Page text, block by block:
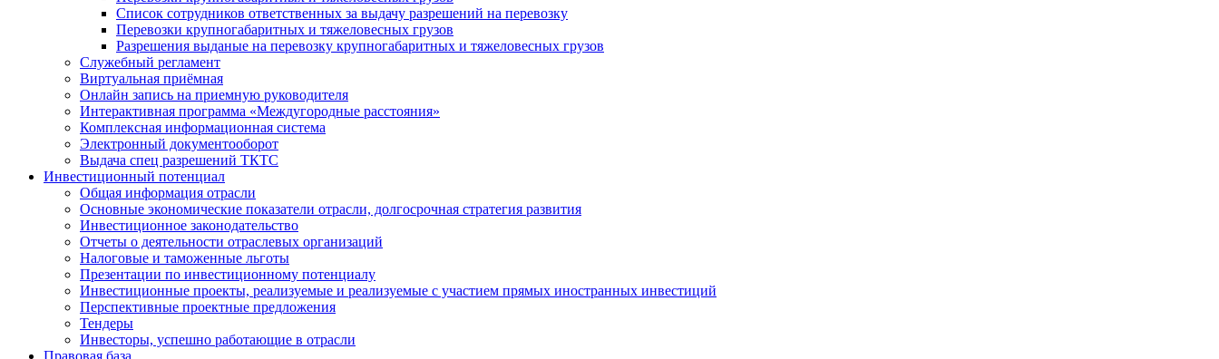
Список сотрудников ответственных за выдачу разрешений на перевозку
Перевозки крупногабаритных и тяжеловесных грузов
Разрешения выданые на перевозку крупногабаритных и тяжеловесных грузов
Служебный регламент
Виртуальная приёмная
Онлайн запись на приемную руководителя
Интерактивная программа «Междугородные расстояния»
Комплексная информационная система
Электронный документооборот
Выдача спец разрешений ТКТС
Инвестиционный потенциал
Общая информация отрасли
Основные экономические показатели отрасли, долгосрочная стратегия развития
Инвестиционное законодательство
Отчеты о деятельности отраслевых организаций
Налоговые и таможенные льготы
Презентации по инвестиционному потенциалу
Инвестиционные проекты, реализуемые и реализуемые с участием прямых иностранных инвестиций
Перспективные проектные предложения
Тендеры
Инвесторы, успешно работающие в отрасли
Правовая база